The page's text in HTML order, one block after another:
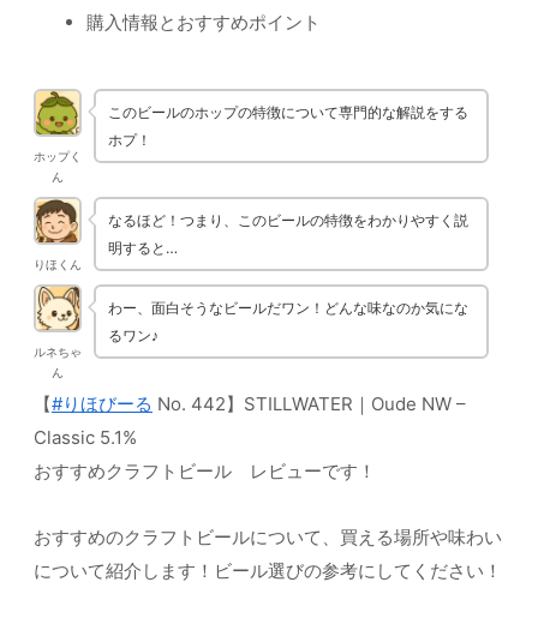
購入情報とおすすめポイント
ホップく
ん
このビールのホップの特徴について専門的な解説をする
ホプ！
りほくん
なるほど！つまり、このビールの特徴をわかりやすく説
明すると…
ルネちゃ
ん
わー、面白そうなビールだワン！どんな味なのか気にな
るワン♪
【#りほびーる No. 442】STILLWATER｜Oude NW –
Classic 5.1%
おすすめクラフトビール レビューです！
おすすめのクラフトビールについて、買える場所や味わい
について紹介します！ビール選びの参考にしてください！